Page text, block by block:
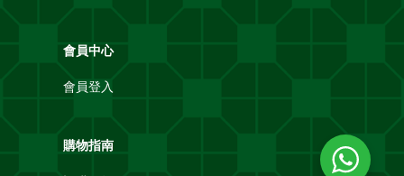
會員中心
會員登入
購物指南